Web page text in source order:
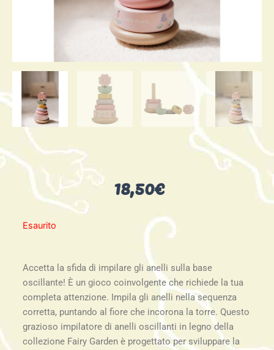
18,50€
Esaurito
Accetta la sfida di impilare gli anelli sulla base
oscillante! È un gioco coinvolgente che richiede la tua
completa attenzione. Impila gli anelli nella sequenza
corretta, puntando al fiore che incorona la torre. Questo
grazioso impilatore di anelli oscillanti in legno della
collezione Fairy Garden è progettato per sviluppare la